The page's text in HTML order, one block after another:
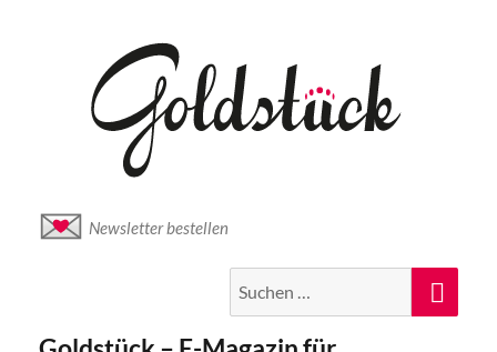
Newsletter bestellen
nach: